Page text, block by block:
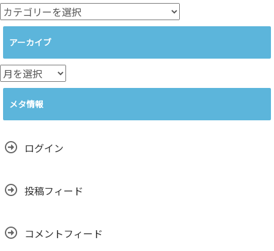
カ
テ
リ
ー
アーカイブ
ア
ー
イ
メタ情報
ログイン
投稿フィード
コメントフィード